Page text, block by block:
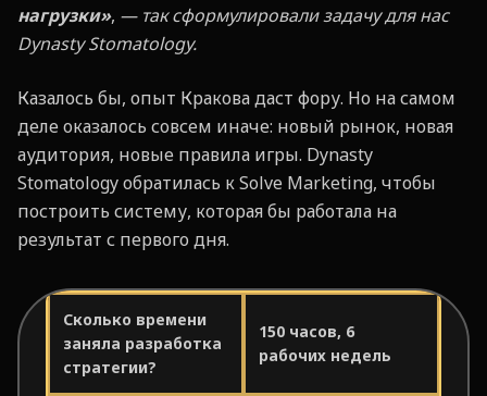
нагрузки», — так сформулировали задачу для нас
Dynasty Stomatology.
Казалось бы, опыт Кракова даст фору. Но на самом
деле оказалось совсем иначе: новый рынок, новая
аудитория, новые правила игры. Dynasty
Stomatology обратилась к Solve Marketing, чтобы
построить систему, которая бы работала на
результат с первого дня.
Сколько времени
заняла разработка
стратегии?
150 часов, 6
рабочих недель